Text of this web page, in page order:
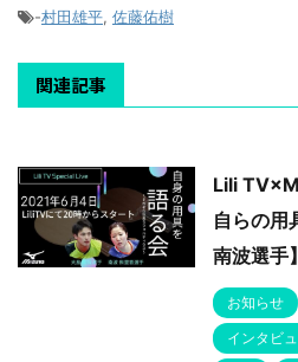
-村田雄平, 佐藤佑樹
関連記事
Lili
自らの用
南波選手】
お知らせ
インタビ